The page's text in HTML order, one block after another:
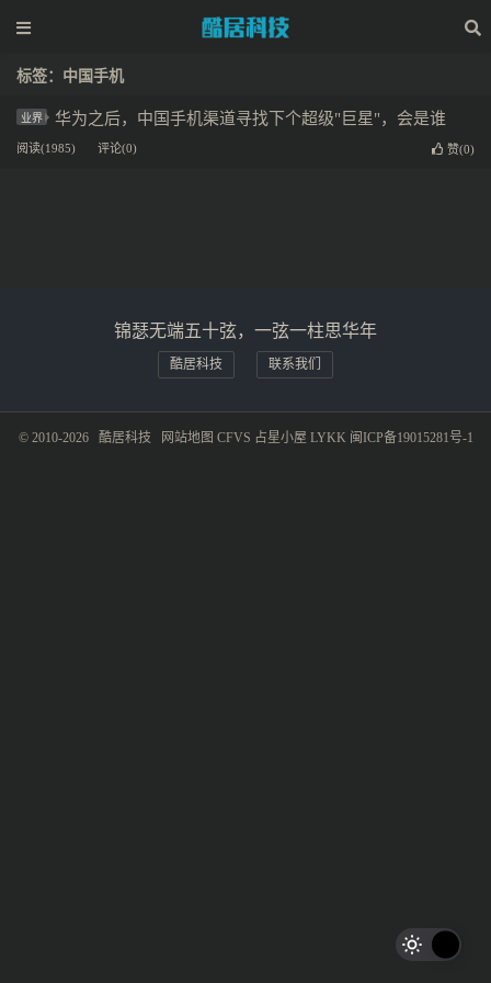
标签：中国手机
业界 华为之后，中国手机渠道寻找下个超级"巨星"，会是谁
阅读(1985) 评论(0) 赞(0)
锦瑟无端五十弦，一弦一柱思华年
酷居科技 联系我们
© 2010-2026 酷居科技 网站地图 CFVS 占星小屋 LYKK 闽ICP备19015281号-1